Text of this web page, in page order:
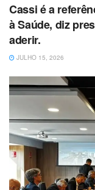
Cassi é a
à Saúde, diz
aderir.
JULHO 15, 2026